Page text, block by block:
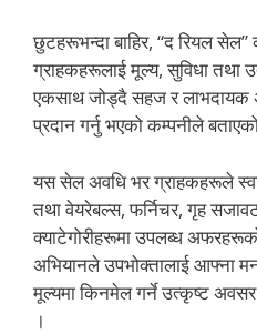
छुटहरूभन्दा बाहिर, “द रियल सेल”
ग्राहकहरूलाई मूल्य, सुविधा तथा
एकसाथ जोड्दै सहज र
प्रदान गर्नु भएको कम्पनीले
यस सेल अवधि भर ग्राहकहरूले
तथा वेयरेबल्स, फर्निचर, गृह
क्याटेगोरीहरूमा उपलब्ध
अभियानले उपभोक्तालाई आफ्ना
मूल्यमा किनमेल गर्ने उत्कृष्ट अवसर
।